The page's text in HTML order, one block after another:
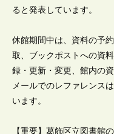
ると発表しています。
休館期間中は、資料の予
取、ブックポストへの資
録・更新・変更、館内の
メールでのレファレンス
います。
【重要】葛飾区立図書館